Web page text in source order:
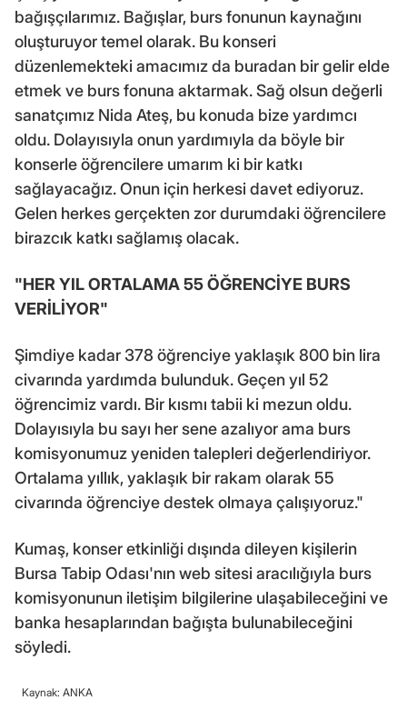
bağışçılarımız. Bağışlar, burs fonunun kaynağını
oluşturuyor temel olarak. Bu konseri
düzenlemekteki amacımız da buradan bir gelir elde
etmek ve burs fonuna aktarmak. Sağ olsun değerli
sanatçımız Nida Ateş, bu konuda bize yardımcı
oldu. Dolayısıyla onun yardımıyla da böyle bir
konserle öğrencilere umarım ki bir katkı
sağlayacağız. Onun için herkesi davet ediyoruz.
Gelen herkes gerçekten zor durumdaki öğrencilere
birazcık katkı sağlamış olacak.
"HER YIL ORTALAMA 55 ÖĞRENCİYE BURS
VERİLİYOR"
Şimdiye kadar 378 öğrenciye yaklaşık 800 bin lira
civarında yardımda bulunduk. Geçen yıl 52
öğrencimiz vardı. Bir kısmı tabii ki mezun oldu.
Dolayısıyla bu sayı her sene azalıyor ama burs
komisyonumuz yeniden talepleri değerlendiriyor.
Ortalama yıllık, yaklaşık bir rakam olarak 55
civarında öğrenciye destek olmaya çalışıyoruz."
Kumaş, konser etkinliği dışında dileyen kişilerin
Bursa Tabip Odası'nın web sitesi aracılığıyla burs
komisyonunun iletişim bilgilerine ulaşabileceğini ve
banka hesaplarından bağışta bulunabileceğini
söyledi.
Kaynak: ANKA